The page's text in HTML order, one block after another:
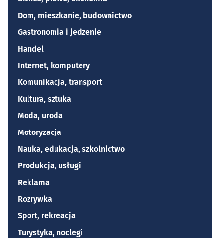
Dom, mieszkanie, budownictwo
Gastronomia i jedzenie
Handel
Internet, komputery
Komunikacja, transport
Kultura, sztuka
Moda, uroda
Motoryzacja
Nauka, edukacja, szkolnictwo
Produkcja, usługi
Reklama
Rozrywka
Sport, rekreacja
Turystyka, noclegi